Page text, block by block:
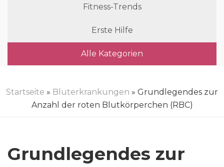
Fitness-Trends
Erste Hilfe
Alle Kategorien
Startseite » Bluterkrankungen » Grundlegendes zur
Anzahl der roten Blutkörperchen (RBC)
Grundlegendes zur